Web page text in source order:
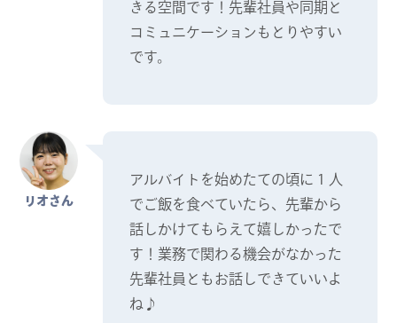
きる空間です！先輩社員や同期と
コミュニケーションもとりやすい
です。
リオさん
アルバイトを始めたての頃に 1 人
でご飯を食べていたら、先輩から
話しかけてもらえて嬉しかったで
す！業務で関わる機会がなかった
先輩社員ともお話しできていいよ
ね♪